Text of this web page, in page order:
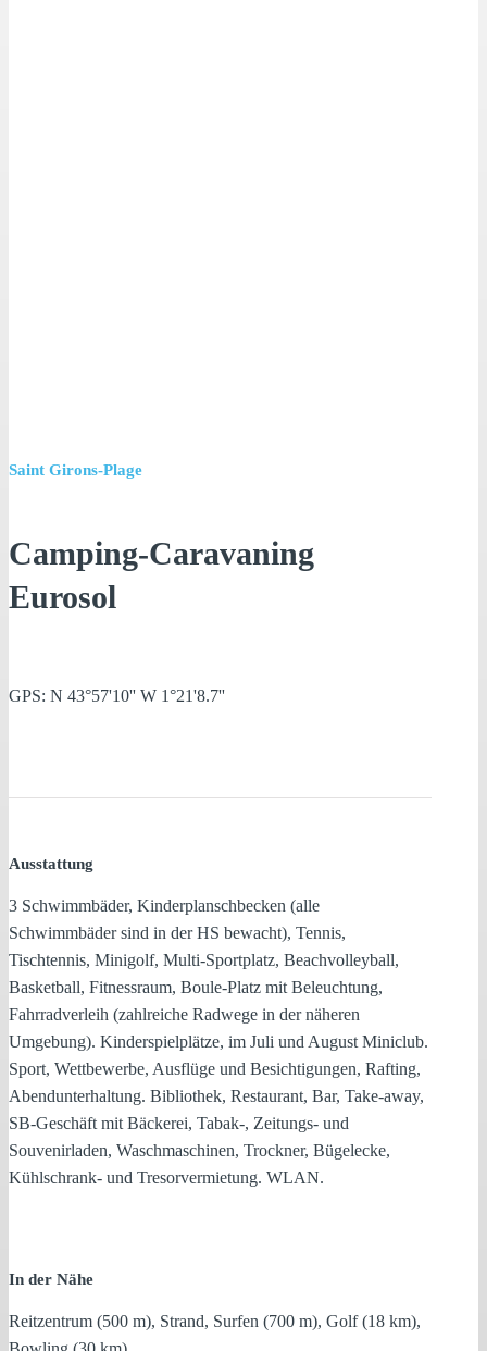
Saint Girons-Plage
Camping-Caravaning
Eurosol
GPS: N 43°57'10'' W 1°21'8.7''
Ausstattung
3 Schwimmbäder, Kinderplanschbecken (alle
Schwimmbäder sind in der HS bewacht), Tennis,
Tischtennis, Minigolf, Multi-Sportplatz, Beachvolleyball,
Basketball, Fitnessraum, Boule-Platz mit Beleuchtung,
Fahrradverleih (zahlreiche Radwege in der näheren
Umgebung). Kinderspielplätze, im Juli und August Miniclub.
Sport, Wettbewerbe, Ausflüge und Besichtigungen, Rafting,
Abendunterhaltung. Bibliothek, Restaurant, Bar, Take-away,
SB-Geschäft mit Bäckerei, Tabak-, Zeitungs- und
Souvenirladen, Waschmaschinen, Trockner, Bügelecke,
Kühlschrank- und Tresorvermietung. WLAN.
In der Nähe
Reitzentrum (500 m), Strand, Surfen (700 m), Golf (18 km),